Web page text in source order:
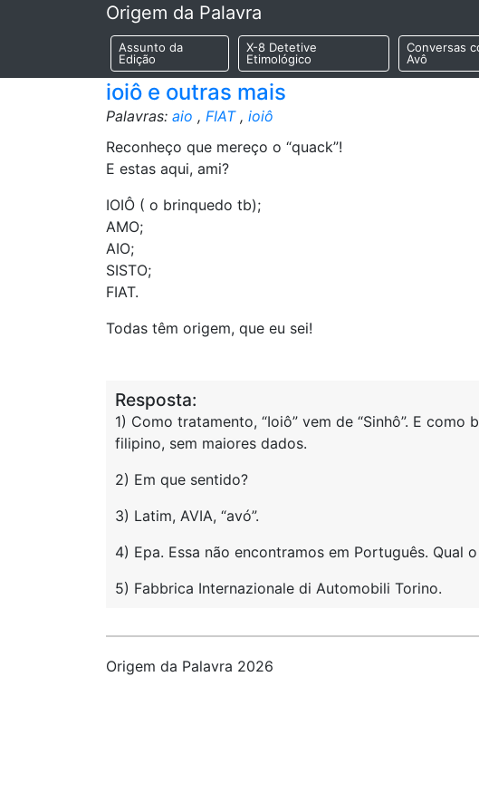
Origem da Palavra
Assunto da
Edição
X-8 Detetive
Etimológico
Conversas
Avô
ioiô e outras mais
Palavras: aio , FIAT, ioiô
Reconheço que mereço o “quack”!
E estas aqui, ami?
IOIÔ ( o brinquedo tb);
AMO;
AIO;
SISTO;
FIAT.
Todas têm origem, que eu sei!
Resposta:
1) Como tratamento, “Ioiô” vem de “Sinhô”. E
filipino, sem maiores dados.
2) Em que sentido?
3) Latim, AVIA, “avó”.
4) Epa. Essa não encontramos em Português. Qual
5) Fabbrica Internazionale di Automobili Torino.
Origem da Palavra 2026